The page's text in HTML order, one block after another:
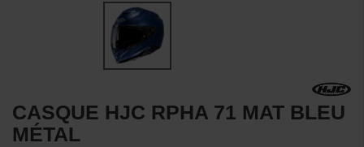
CASQUE HJC RPHA 71 MAT BLEU
MÉTAL